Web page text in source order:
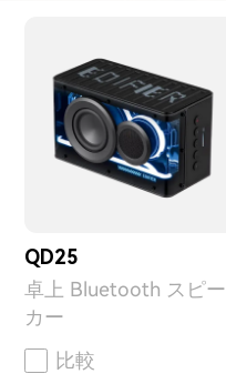
QD25
卓上 Bluetooth スピー
カー
比較